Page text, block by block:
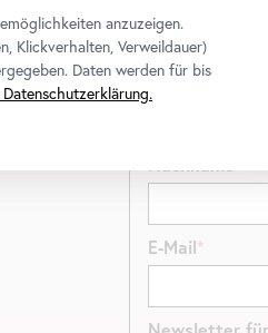
Vorname
Nachname
E-Mail
anzuzeigen.
Klickverhalten, Verweildauer)
Daten werden für bis